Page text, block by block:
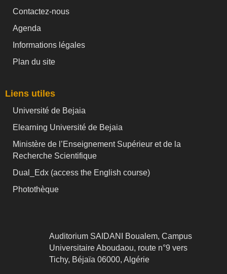
Contactez-nous
Agenda
Informations légales
Plan du site
Liens utiles
Université de Bejaia
Elearning Université de Bejaia
Ministère de l’Enseignement Supérieur et de la
Recherche Scientifique
Dual_Edx (access the English course)
Photothèque
Auditorium SAIDANI Boualem, Campus
Universitaire Aboudaou, route n°9 vers
Tichy, Béjaïa 06000, Algérie